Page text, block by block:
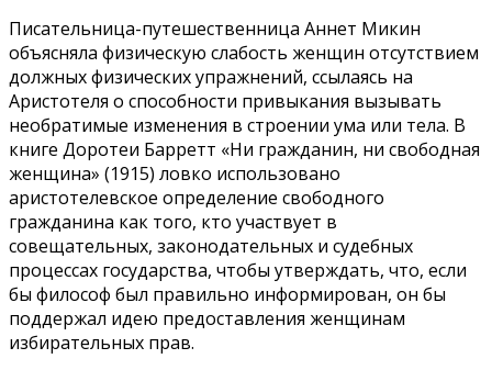
Писательница-путешественница Аннет Микин
объясняла физическую слабость женщин отсутствием
должных физических упражнений, ссылаясь на
Аристотеля о способности привыкания вызывать
необратимые изменения в строении ума или тела. В
книге Доротеи Барретт «Ни гражданин, ни свободная
женщина» (1915) ловко использовано
аристотелевское определение свободного
гражданина как того, кто участвует в
совещательных, законодательных и судебных
процессах государства, чтобы утверждать, что, если
бы философ был правильно информирован, он бы
поддержал идею предоставления женщинам
избирательных прав.